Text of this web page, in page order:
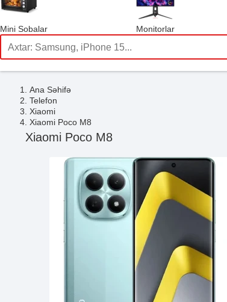
Mini Sobalar Monitorlar
Ana Səhifə
Telefon
Xiaomi
Xiaomi Poco M8
Xiaomi Poco M8